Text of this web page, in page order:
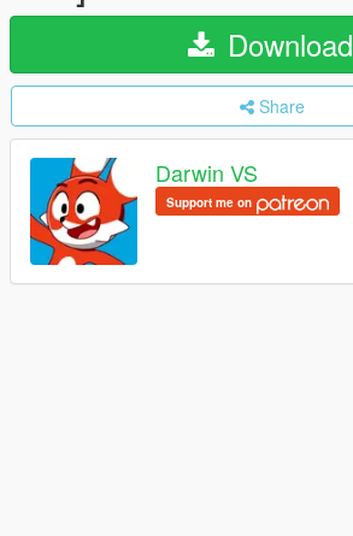
Download
Share
Darwin VS
Support me on